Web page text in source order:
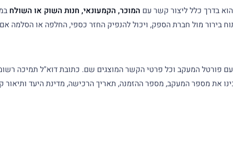
המוכר, הקמעונאי, חנות השוק או השולח
בירור מול חברת הספק, ויכול להנפיק החזר כספי, החלפה או הסלמה